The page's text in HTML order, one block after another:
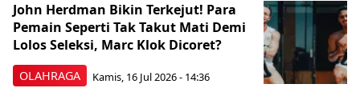
OLAHRAGA
John Herdman Bikin Terkejut! Para
Pemain Seperti Tak Takut Mati Demi
Lolos Seleksi, Marc Klok Dicoret?
Kamis, 16 Jul 2026 - 14:36